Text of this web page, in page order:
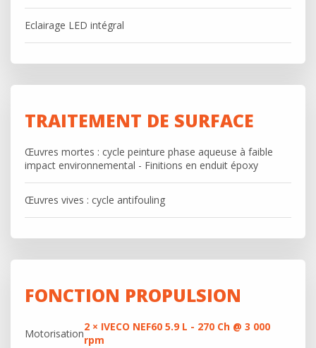
Eclairage LED intégral
TRAITEMENT DE SURFACE
Œuvres mortes : cycle peinture phase aqueuse à faible
impact environnemental - Finitions en enduit époxy
Œuvres vives : cycle antifouling
FONCTION PROPULSION
Motorisation2 × IVECO NEF60 5.9 L - 270 Ch @ 3 000
rpm